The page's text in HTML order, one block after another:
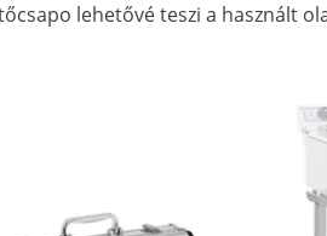
lehetővé teszi a használt